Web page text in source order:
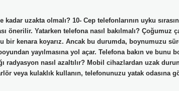
kadar uzakta olmalı? 10- Cep telefonlarının uyku
önerilir. Yatarken telefona nasıl bakılmalı? Çoğumuz
bir kenara koyarız. Ancak bu durumda, boynumuzu
yayılmasına yol açar. Telefona bakın ve
radyasyon nasıl azaltılır? Mobil cihazlardan uzak
veya kulaklık kullanın, telefonunuzu yatak odasına